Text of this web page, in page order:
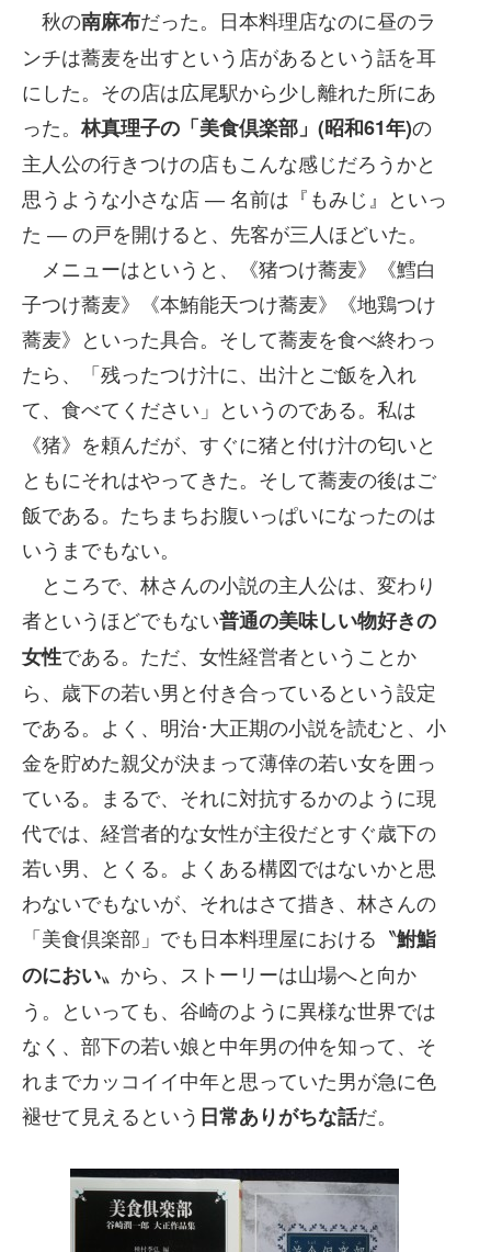
秋の南麻布だった。日本料理店なのに昼のラ
ンチは蕎麦を出すという店があるという話を耳
にした。その店は広尾駅から少し離れた所にあ
った。林真理子の「美食倶楽部」 (昭和61年)の
主人公の行きつけの店もこんな感じだろうかと
思うような小さな店 ― 名前は『もみじ』といっ
た ― の戸を開けると、先客が三人ほどいた。
メニューはというと、《猪つけ蕎麦》《鱈白
子つけ蕎麦》《本鮪能天つけ蕎麦》《地鶏つけ
蕎麦》といった具合。そして蕎麦を食べ終わっ
たら、「残ったつけ汁に、出汁とご飯を入れ
て、食べてください」というのである。私は
《猪》を頼んだが、すぐに猪と付け汁の匂いと
ともにそれはやってきた。そして蕎麦の後はご
飯である。たちまちお腹いっぱいになったのは
いうまでもない。
ところで、林さんの小説の主人公は、変わり
者というほどでもない普通の美味しい物好きの
女性である。ただ、女性経営者ということか
ら、歳下の若い男と付き合っているという設定
である。よく、明治･大正期の小説を読むと、小
金を貯めた親父が決まって薄倖の若い女を囲っ
ている。まるで、それに対抗するかのように現
代では、経営者的な女性が主役だとすぐ歳下の
若い男、とくる。よくある構図ではないかと思
わないでもないが、それはさて措き、林さんの
「美食倶楽部」でも日本料理屋における〝鮒鮨
のにおい〟から、ストーリーは山場へと向か
う。といっても、谷崎のように異様な世界では
なく、部下の若い娘と中年男の仲を知って、そ
れまでカッコイイ中年と思っていた男が急に色
褪せて見えるという 日常ありがちな話だ。